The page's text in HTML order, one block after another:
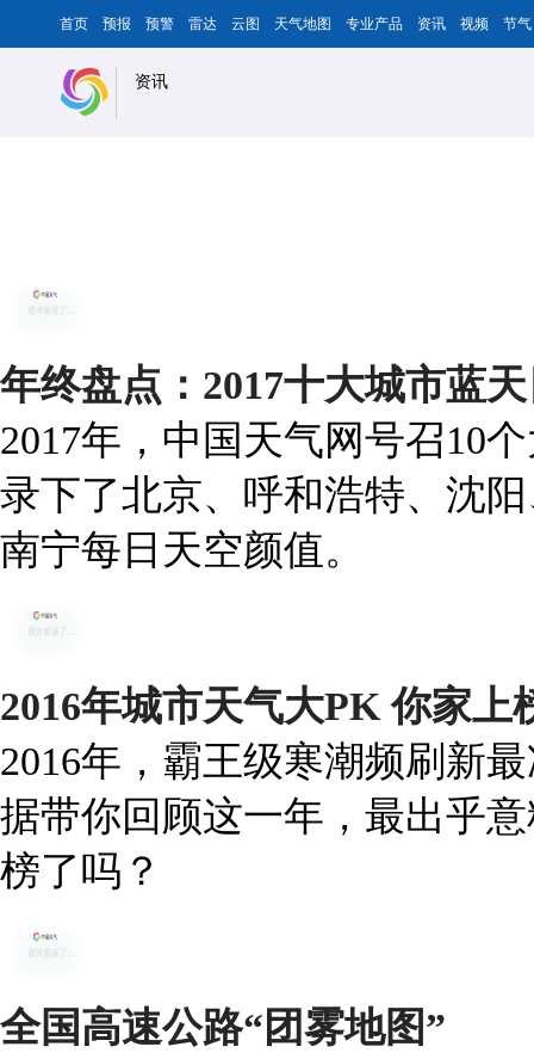
首页 预报 预警 雷达 云图 天气地图 专业产品 资讯 视频 节气
资讯
年终盘点：2017十大城市蓝
2017年，中国天气网号召10
录下了北京、呼和浩特、沈
南宁每日天空颜值。
2016年城市天气大PK 你家上
2016年，霸王级寒潮频刷新
据带你回顾这一年，最出乎
榜了吗？
全国高速公路“团雾地图”